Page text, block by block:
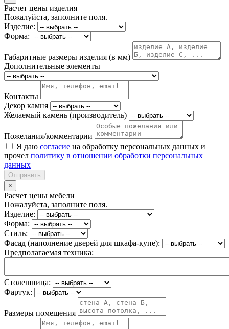
Расчет цены изделия
Пожалуйста, заполните поля.
Изделие:
Форма:
Габаритные размеры изделия (в мм)
Дополнительные элементы
Контакты
Декор камня
Желаемый камень (производитель)
Пожелания/комментарии
Я даю согласие на обработку персональных данных и
прочел политику в отношении обработки персональных
данных
Отправить
×
Расчет цены мебели
Пожалуйста, заполните поля.
Изделие:
Форма:
Стиль:
Фасад (наполнение дверей для шкафа-купе):
Предполагаемая техника:
Столешница:
Фартук:
Размеры помещения